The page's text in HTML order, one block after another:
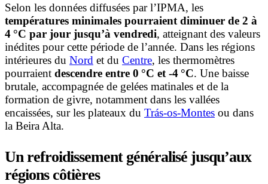
Selon les données diffusées par l’IPMA, les
températures minimales pourraient diminuer de 2 à
4 °C par jour jusqu’à vendredi, atteignant des valeurs
inédites pour cette période de l’année. Dans les régions
intérieures du Nord et du Centre, les thermomètres
pourraient descendre entre 0 °C et -4 °C. Une baisse
brutale, accompagnée de gelées matinales et de la
formation de givre, notamment dans les vallées
encaissées, sur les plateaux du Trás-os-Montes ou dans
la Beira Alta.
Un refroidissement généralisé jusqu’aux
régions côtières